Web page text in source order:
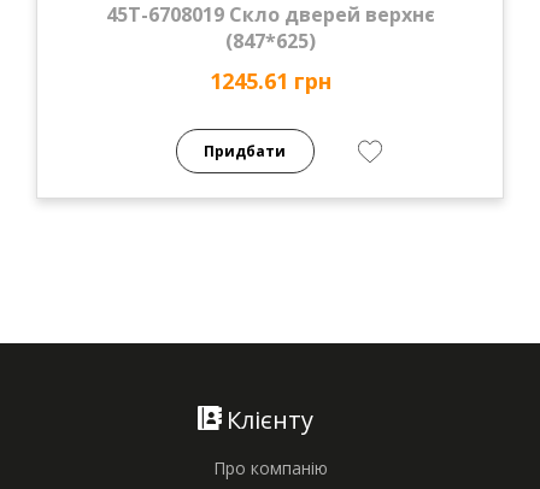
45Т-6708019 Скло дверей верхнє
(847*625)
1245.61 грн
Придбати
Клієнту
Про компанію